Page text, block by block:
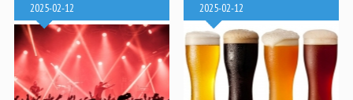
2025-02-12 2025-02-12